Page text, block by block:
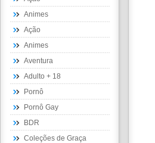
Animes
Ação
Animes
Aventura
Adulto + 18
Pornô
Pornô Gay
BDR
Coleções de Graça